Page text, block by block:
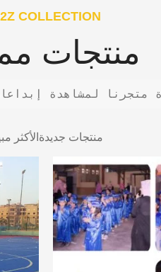
COLLECTION
منتجات
متجرنا لمشاهدة
منتجات جديدة الأكثر